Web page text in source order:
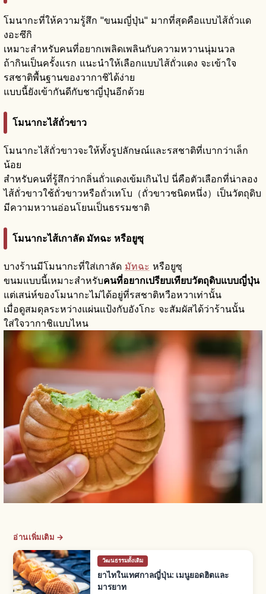
โมนากะที่ให้ความรู้สึก "ขนมญี่ปุ่น" มากที่สุดคือแบบไส้ถั่วแด
งอะซึกิ
เหมาะสำหรับคนที่อยากเพลิดเพลินกับความหวานนุ่มนวล
ถ้ากินเป็นครั้งแรก แนะนำให้เลือกแบบไส้ถั่วแดง จะเข้าใจ
รสชาติพื้นฐานของวากาชิได้ง่าย
แบบนี้ยังเข้ากันดีกับชาญี่ปุ่นอีกด้วย
โมนากะไส้ถั่วขาว
โมนากะไส้ถั่วขาวจะให้ทั้งรูปลักษณ์และรสชาติที่เบากว่าเล็ก
น้อย
สำหรับคนที่รู้สึกว่ากลิ่นถั่วแดงเข้มเกินไป นี่คือตัวเลือกที่น่าลอง
ไส้ถั่วขาวใช้ถั่วขาวหรือถั่วเทโบ（ถั่วขาวชนิดหนึ่ง）เป็นวัตถุดิบ
มีความหวานอ่อนโยนเป็นธรรมชาติ
โมนากะไส้เกาลัด มัทฉะ หรือยูซุ
บางร้านมีโมนากะที่ใส่เกาลัด มัทฉะ หรือยูซุ
ขนมแบบนี้เหมาะสำหรับคนที่อยากเปรียบเทียบวัตถุดิบแบบญี่ปุ่น
แต่เสน่ห์ของโมนากะไม่ได้อยู่ที่รสชาติหวือหวาเท่านั้น
เมื่อดูสมดุลระหว่างแผ่นแป้งกับอังโกะ จะสัมผัสได้ว่าร้านนั้น
ใส่ใจวากาชิแบบไหน
อ่านเพิ่มเติม →
วัฒนธรรมดั้งเดิม
ยาไทในเทศกาลญี่ปุ่น: เมนูยอดฮิตและ
มารยาท